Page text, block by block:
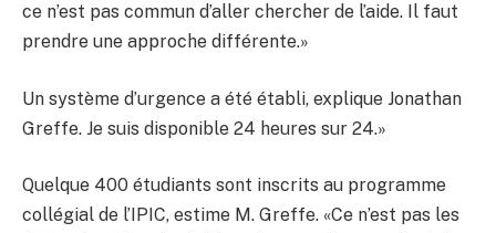
ce n’est pas commun d’aller chercher de l’aide. Il faut
prendre une approche différente.»
Un système d’urgence a été établi, explique Jonathan
Greffe. Je suis disponible 24 heures sur 24.»
Quelque 400 étudiants sont inscrits au programme
collégial de l’IPIC, estime M. Greffe. «Ce n’est pas les